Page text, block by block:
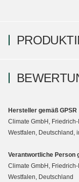
Hersteller gemäß GPSR
Climate GmbH,
Westfalen, Deutschland,
Verantwortliche Person
Climate GmbH,
Westfalen, Deutschland